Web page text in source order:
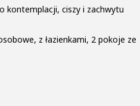
kontemplacji, ciszy i zachwytu
z łazienkami, 2 pokoje ze